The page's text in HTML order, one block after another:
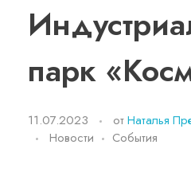
парк
11.07.2023 отНаталья
Новости
События